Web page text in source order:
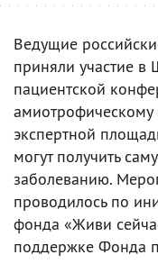
Ведущие
приняли участие
пациентской
амиотрофическому
экспертной
могут получить
заболеванию.
проводилось по
фонда «Живи
поддержке Фонда